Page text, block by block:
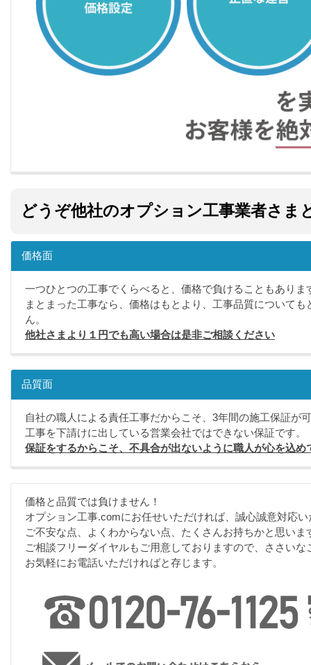
どうぞ他社のオプション工事業者さま
価格面
一つひとつの工事でくらべると、価格で負けることもありま
まとまった工事なら、価格はもとより、工事品質について
ん。
他社さまより１円でも高い場合は是非ご相談ください
品質面
自社の職人による責任工事だからこそ、3年間の施工保証が
工事を下請けに出している営業会社ではできない保証です。
保証をするからこそ、不具合が出ないように職人が心を込め
価格と品質では負けません！
オプション工事.comにお任せいただければ、誠心誠意対応
ご不安な点、よくわからない点、たくさんお持ちかと思いま
ご相談フリーダイヤルもご用意しておりますので、ささい
お気軽にお電話いただければと存じます。